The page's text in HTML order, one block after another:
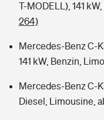
T-MODELL), 141
264)
Mercedes-Benz C-
141 kW, Benzin,
Mercedes-Benz C-
Diesel, Limousine,